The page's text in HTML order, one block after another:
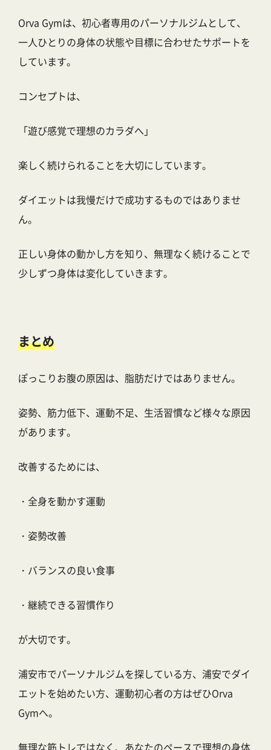
Orva Gymは、初心者専用のパーソナルジムとして、
一人ひとりの身体の状態や目標に合わせたサポートを
しています。
コンセプトは、
「遊び感覚で理想のカラダへ」
楽しく続けられることを大切にしています。
ダイエットは我慢だけで成功するものではありませ
ん。
正しい身体の動かし方を知り、無理なく続けることで
少しずつ身体は変化していきます。
まとめ
ぽっこりお腹の原因は、脂肪だけではありません。
姿勢、筋力低下、運動不足、生活習慣など様々な原因
があります。
改善するためには、
・全身を動かす運動
・姿勢改善
・バランスの良い食事
・継続できる習慣作り
が大切です。
浦安市でパーソナルジムを探している方、浦安でダイ
エットを始めたい方、運動初心者の方はぜひOrva
Gymへ。